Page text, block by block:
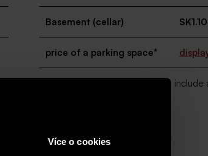
Více o cookies
Basement (cellar)
price of a parking space*
* The price of the unit does not include
floor plan